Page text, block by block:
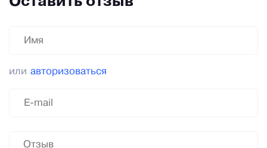
или авторизоваться